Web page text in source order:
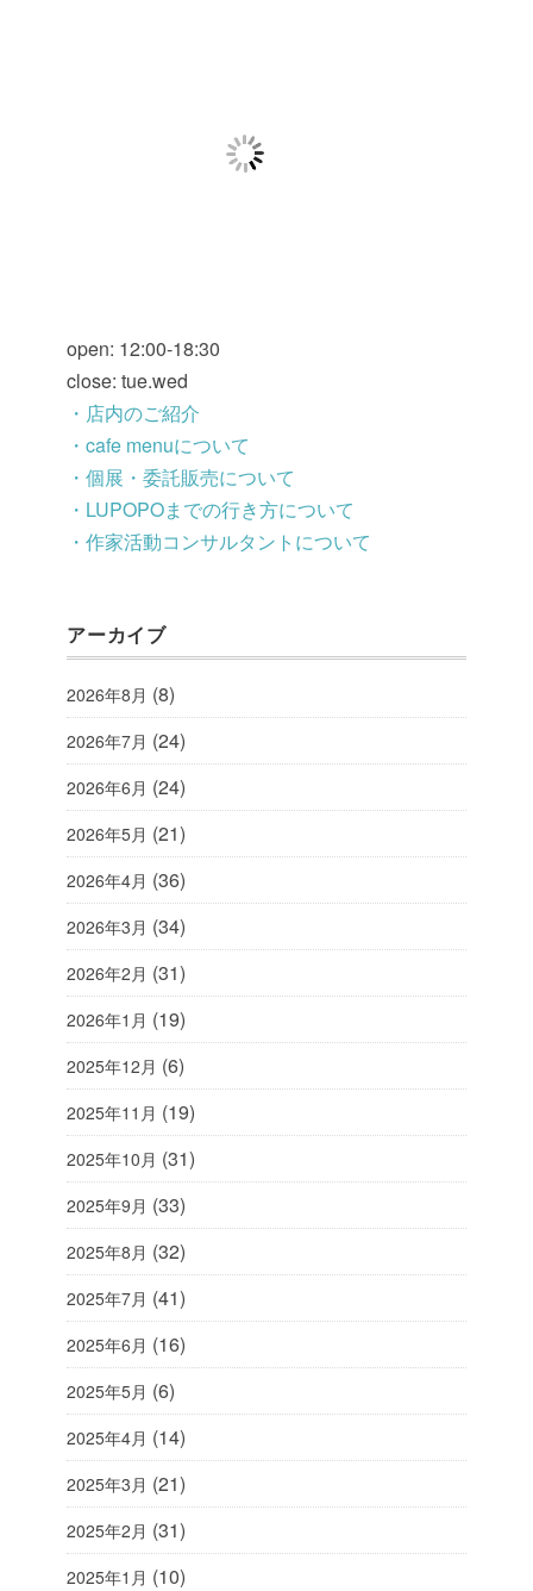
open: 12:00-18:30
close: tue.wed
・店内のご紹介
・cafe menuについて
・個展・委託販売について
・LUPOPOまでの行き方について
・作家活動コンサルタントについて
アーカイブ
2026年8月 (8)
2026年7月 (24)
2026年6月 (24)
2026年5月 (21)
2026年4月 (36)
2026年3月 (34)
2026年2月 (31)
2026年1月 (19)
2025年12月 (6)
2025年11月 (19)
2025年10月 (31)
2025年9月 (33)
2025年8月 (32)
2025年7月 (41)
2025年6月 (16)
2025年5月 (6)
2025年4月 (14)
2025年3月 (21)
2025年2月 (31)
2025年1月 (10)